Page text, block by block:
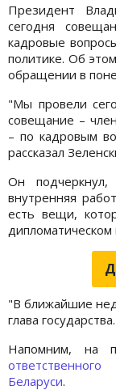
Президент
сегодня
кадровые
политике. Об
обращении в
"Мы провели
совещание –
– по кадровым
рассказал
Он подчеркнул,
внутренняя
есть вещи,
дипломатическом
"В ближайшие
глава государства.
Напомним, на
Беларуси.